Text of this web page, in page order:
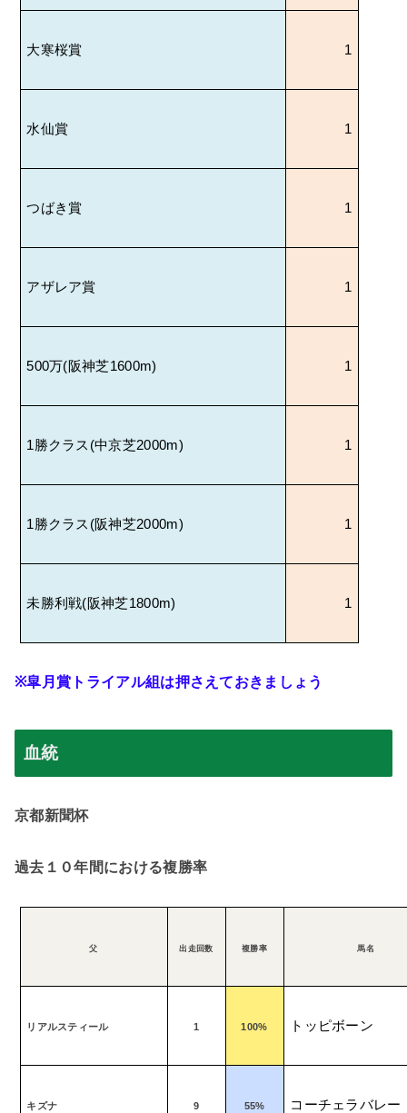
大寒桜賞 1
水仙賞 1
つばき賞 1
アザレア賞 1
500万(阪神芝1600m) 1
1勝クラス (中京芝2000m) 1
1勝クラス (阪神芝2000m) 1
未勝利戦(阪神芝1800m) 1
※皐月賞トライアル組は押さえておきましょう
血統
京都新聞杯
過去１０年間における複勝率
父 出走回数 複勝率 馬名
リアルスティール 1 100% トッピボーン
キズナ 9 55% コーチェラバレー